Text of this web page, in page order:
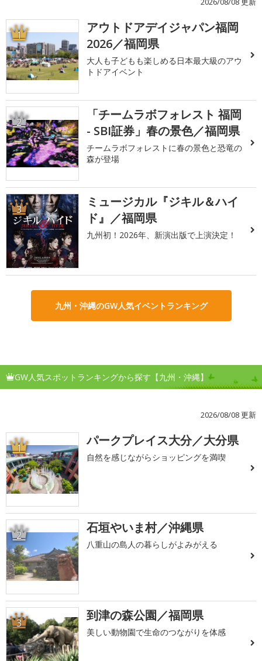
1
アウトドアデイジャパン福岡
2026／福岡県
大人も子どもも楽しめる日本最大級のアウ
トドアイベント
2
「チームラボフォレスト 福岡
- SBI証券」春の景色／福岡県
チームラボフォレストに春の景色と恐竜の
森が登場
3
ミュージカル『ジキル＆ハイ
ド』／福岡県
九州初！2026年、新演出版で上演決定！
九州・沖縄のGW人気イベントランキング
GW人気スポットランキングから探す【九州・沖縄】
2026/08/08 更新
1 パークプレイス大分／大分県
自然を感じながらショッピングを満喫
2 石垣やいま村／沖縄県
八重山の島人の暮らしがよみがえる
3 到津の森公園／福岡県
美しい動物園で生命のつながりを体感